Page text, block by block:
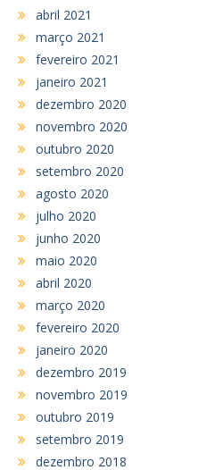
abril 2021
março 2021
fevereiro 2021
janeiro 2021
dezembro 2020
novembro 2020
outubro 2020
setembro 2020
agosto 2020
julho 2020
junho 2020
maio 2020
abril 2020
março 2020
fevereiro 2020
janeiro 2020
dezembro 2019
novembro 2019
outubro 2019
setembro 2019
dezembro 2018